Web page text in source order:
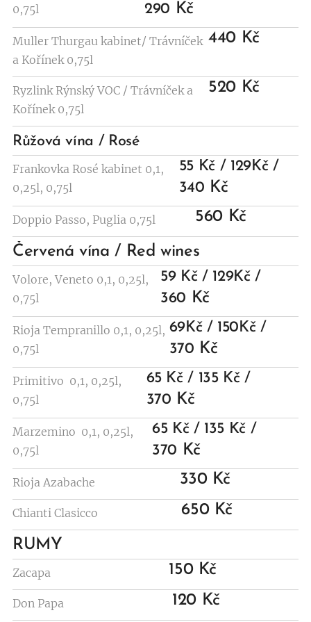
0,75l
290 Kč
Muller Thurgau kabinet/ Trávníček
a Kořínek 0,75l
440 Kč
Ryzlink Rýnský VOC / Trávníček a
Kořínek 0,75l
520 Kč
Růžová vína / Rosé
Frankovka Rosé kabinet 0,1,
0,25l, 0,75l
55 Kč / 129Kč /
340 Kč
Doppio Passo, Puglia 0,75l 560 Kč
Červená vína / Red wines
Volore, Veneto 0,1, 0,25l,
0,75l
59 Kč / 129Kč /
360 Kč
Rioja Tempranillo 0,1, 0,25l,
0,75l
69Kč / 150Kč /
370 Kč
Primitivo 0,1, 0,25l,
0,75l
65 Kč / 135 Kč /
370 Kč
Marzemino 0,1, 0,25l,
0,75l
65 Kč / 135 Kč /
370 Kč
Rioja Azabache 330 Kč
Chianti Clasicco 650 Kč
RUMY
Zacapa 150 Kč
Don Papa 120 Kč